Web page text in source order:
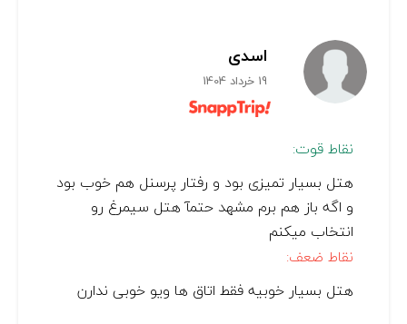
اسدی
19 خرداد 1404
نقاط قوت:
هتل بسیار تمیزی بود و رفتار پرسنل هم خوب بود
و اگه باز هم برم مشهد حتمآ هتل سیمرغ رو
انتخاب میکنم
نقاط ضعف:
هتل بسیار خوبیه فقط اتاق ها ویو خوبی ندارن